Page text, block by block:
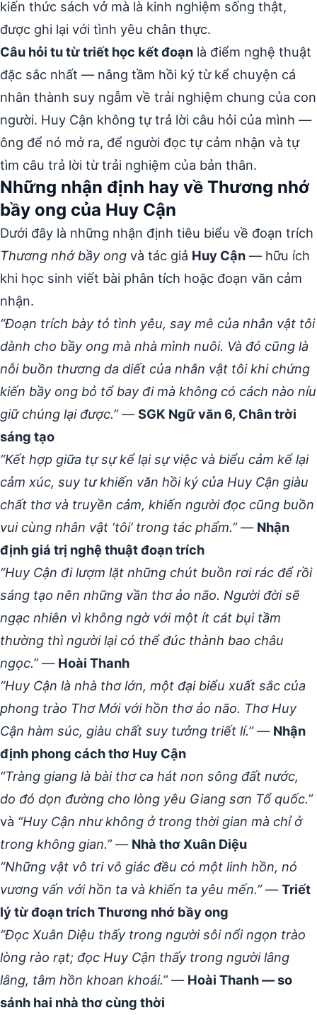
kiến thức sách vở mà là kinh nghiệm sống thật,
được ghi lại với tình yêu chân thực.
Câu hỏi tu từ triết học kết đoạn là điểm nghệ thuật
đặc sắc nhất — nâng tầm hồi ký từ kể chuyện cá
nhân thành suy ngẫm về trải nghiệm chung của con
người. Huy Cận không tự trả lời câu hỏi của mình —
ông để nó mở ra, để người đọc tự cảm nhận và tự
tìm câu trả lời từ trải nghiệm của bản thân.
Những nhận định hay về Thương nhớ
bầy ong của Huy Cận
Dưới đây là những nhận định tiêu biểu về đoạn trích
Thương nhớ bầy ong và tác giả Huy Cận — hữu ích
khi học sinh viết bài phân tích hoặc đoạn văn cảm
nhận.
“Đoạn trích bày tỏ tình yêu, say mê của nhân vật tôi
dành cho bầy ong mà nhà mình nuôi. Và đó cũng là
nỗi buồn thương da diết của nhân vật tôi khi chứng
kiến bầy ong bỏ tổ bay đi mà không có cách nào níu
giữ chúng lại được.”—SGK Ngữ văn 6, Chân trời
sáng tạo
“Kết hợp giữa tự sự kể lại sự việc và biểu cảm kể lại
cảm xúc, suy tư khiến văn hồi ký của Huy Cận giàu
chất thơ và truyền cảm, khiến người đọc cũng buồn
vui cùng nhân vật ‘tôi’ trong tác phẩm.”— Nhận
định giá trị nghệ thuật đoạn trích
“Huy Cận đi lượm lặt những chút buồn rơi rác để rồi
sáng tạo nên những vần thơ ảo não. Người đời sẽ
ngạc nhiên vì không ngờ với một ít cát bụi tầm
thường thì người lại có thể đúc thành bao châu
ngọc.”— Hoài Thanh
“Huy Cận là nhà thơ lớn, một đại biểu xuất sắc của
phong trào Thơ Mới với hồn thơ ảo não. Thơ Huy
Cận hàm súc, giàu chất suy tưởng triết lí.”— Nhận
định phong cách thơ Huy Cận
“Tràng giang là bài thơ ca hát non sông đất nước,
do đó dọn đường cho lòng yêu Giang sơn Tổ quốc.”
và “Huy Cận như không ở trong thời gian mà chỉ ở
trong không gian.”— Nhà thơ Xuân Diệu
“Những vật vô tri vô giác đều có một linh hồn, nó
vương vấn với hồn ta và khiến ta yêu mến.”—Triết
lý từ đoạn trích Thương nhớ bầy ong
“Đọc Xuân Diệu thấy trong người sôi nổi ngọn trào
lòng rào rạt; đọc Huy Cận thấy trong người lâng
lâng, tâm hồn khoan khoái.”— Hoài Thanh — so
sánh hai nhà thơ cùng thời